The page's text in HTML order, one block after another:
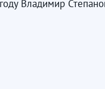
Владимир